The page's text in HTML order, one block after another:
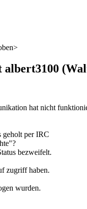
albert3100
hat nicht
geholt per IRC
bezweifelt.
zugriff haben.
wurden.